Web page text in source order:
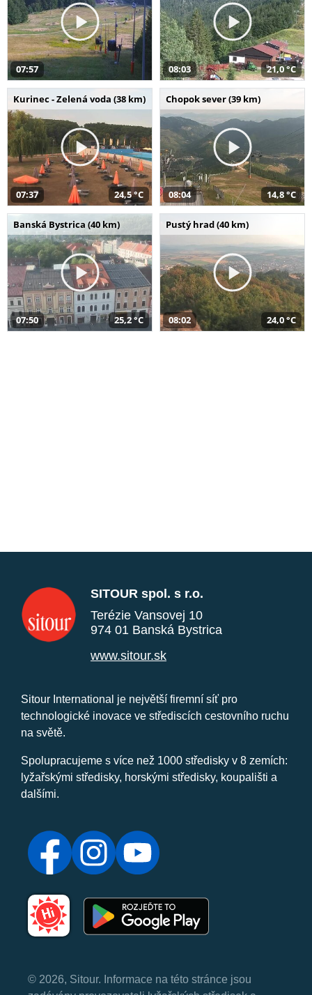
07:57 08:03 21,0 °C
Kurinec - Zelená voda (38 km)
07:37 24,5 °C
Chopok sever (39 km)
08:04 14,8 °C
Banská Bystrica (40 km)
07:50 25,2 °C
Pustý hrad (40 km)
08:02 24,0 °C
SITOUR spol. s r.o.
Terézie Vansovej 10
974 01 Banská Bystrica
www.sitour.sk
Sitour International je největší firemní síť pro
technologické inovace ve střediscích cestovního ruchu
na světě.
Spolupracujeme s více než 1000 středisky v 8 zemích:
lyžařskými středisky, horskými středisky, koupališti a
dalšími.
© 2026, Sitour. Informace na této stránce jsou